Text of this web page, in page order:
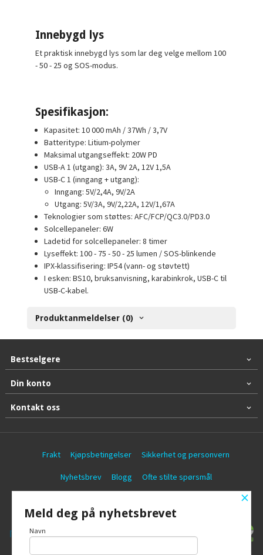
Innebygd lys
Et praktisk innebygd lys som lar deg velge mellom 100
- 50 - 25 og SOS-modus.
Spesifikasjon:
Kapasitet: 10 000 mAh / 37Wh / 3,7V
Batteritype: Litium-polymer
Maksimal utgangseffekt: 20W PD
USB-A 1 (utgang): 3A, 9V 2A, 12V 1,5A
USB-C 1 (inngang + utgang):
Inngang: 5V/2,4A, 9V/2A
Utgang: 5V/3A, 9V/2,22A, 12V/1,67A
Teknologier som støttes: AFC/FCP/QC3.0/PD3.0
Solcellepaneler: 6W
Ladetid for solcellepaneler: 8 timer
Lyseffekt: 100 - 75 - 50 - 25 lumen / SOS-blinkende
IPX-klassifisering: IP54 (vann- og støvtett)
I esken: BS10, bruksanvisning, karabinkrok, USB-C til
USB-C-kabel.
Produktanmeldelser (0)
Bestselgere
Din konto
Kontakt oss
Frakt Kjøpsbetingelser Sikkerhet og personvern
Nyhetsbrev Blogg Ofte stilte spørsmål
×
Meld deg på nyhetsbrevet
Navn